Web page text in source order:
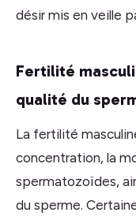
désir mis en veille
Fertilité
qualité du
La fertilité
concentration, la
spermatozoïdes,
du sperme.